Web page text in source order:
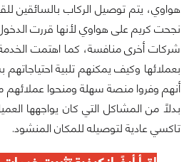
هواوي، يتم توصيل الركاب بالسائقين
نجحت كريم على هواوي لأنها قررت
شركات أخرى منافسة، كما اهتمت
بعملائها وكيف يمكنهم تلبية
أنهم وفروا منصة سهلة ومنحوا
بدلًا من المشاكل التي كان يواجهها
تاكسي عادية لتوصيله للمكان المنشود.